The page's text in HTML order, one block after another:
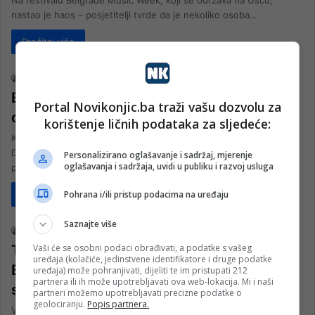
nastao je haos – posjetitelji tvrde da je nekoliko osoba…
Pročitaj više
BEOGRAD POLUDIO ZA DŽEKOM: “Edine,
ovdje se ne plaća”
Kapiten nogometne reprezentacije Bosne i Hercegovine Edin
Džeko doputovao je u Beograd na rehabilitaciju nakon teške
povrede, gdje je naišao na izuzetno gostoprimstvo lokalnog…
Pročitaj više
nk 2 2. Novembra 2025.
Topovski udari i dimne bombe odzvanjaju
Beogradom: Policija protiv građana, ćaciji
se zaletjeli na demonstrante
Veliki broj građana se okupio večeras u Beogradu u znak podrške
Portal Novikonjic.ba traži vašu dozvolu za
korištenje ličnih podataka za sljedeće:
Personalizirano oglašavanje i sadržaj, mjerenje
oglašavanja i sadržaja, uvidi u publiku i razvoj usluga
Pohrana i/ili pristup podacima na uređaju
Saznajte više
Vaši će se osobni podaci obrađivati, a podatke s vašeg
uređaja (kolačiće, jedinstvene identifikatore i druge podatke
uređaja) može pohranjivati, dijeliti te im pristupati 212
partnera ili ih može upotrebljavati ova web-lokacija. Mi i naši
partneri možemo upotrebljavati precizne podatke o
geolociranju. Popis partnera.